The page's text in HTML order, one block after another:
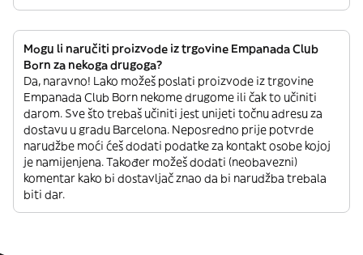
Mogu li naručiti proizvode iz trgovine Empanada Club
Born za nekoga drugoga?
Da, naravno! Lako možeš poslati proizvode iz trgovine
Empanada Club Born nekome drugome ili čak to učiniti
darom. Sve što trebaš učiniti jest unijeti točnu adresu za
dostavu u gradu Barcelona. Neposredno prije potvrde
narudžbe moći ćeš dodati podatke za kontakt osobe kojoj
je namijenjena. Također možeš dodati (neobavezni)
komentar kako bi dostavljač znao da bi narudžba trebala
biti dar.